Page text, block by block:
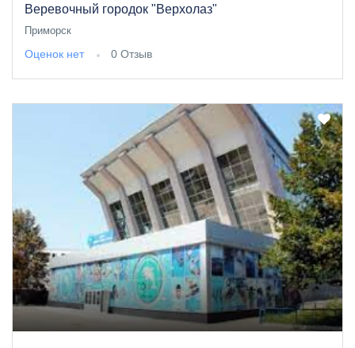
Веревочный городок "Верхолаз"
Приморск
Оценок нет 0 Отзыв